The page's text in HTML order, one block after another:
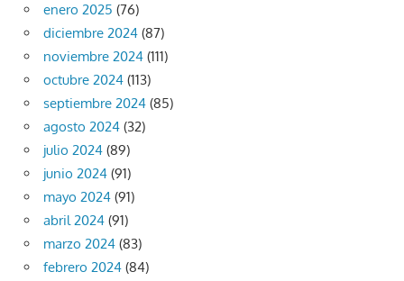
enero 2025 (76)
diciembre 2024 (87)
noviembre 2024 (111)
octubre 2024 (113)
septiembre 2024 (85)
agosto 2024 (32)
julio 2024 (89)
junio 2024 (91)
mayo 2024 (91)
abril 2024 (91)
marzo 2024 (83)
febrero 2024 (84)